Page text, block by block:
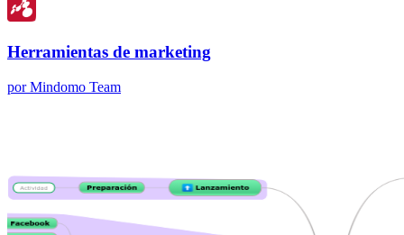
Herramientas de marketing
por Mindomo Team